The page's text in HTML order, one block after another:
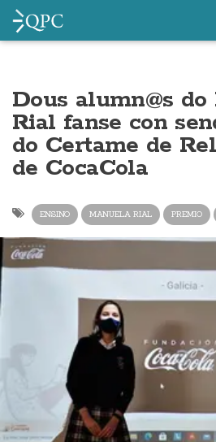
Dous alumn@s
Rial fanse con
do Certame de
de CocaCola
ENSINO MANUELA RIAL PREMIO